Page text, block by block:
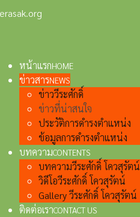
หน้าแรกHOME
ข่าวสารNEWS
ข่าววีระศักดิ์
ข่าวที่น่าสนใจ
ประวัติการดำรงตำแหน่ง
ข้อมูลการดำรงตำแหน่ง
บทความCONTENTS
บทความวีระศักดิ์ โควสุรัตน์
วิดีโอวีระศักดิ์ โควสุรัตน์
Gallery วีระศักดิ์ โควสุรัตน์
ติดต่อเราCONTACT US